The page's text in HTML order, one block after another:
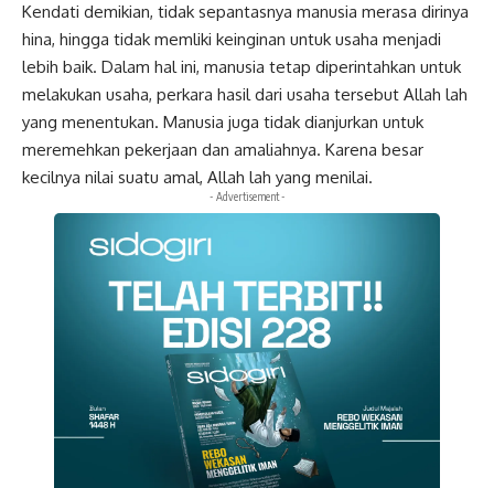
Kendati demikian, tidak sepantasnya manusia merasa dirinya
hina, hingga tidak memliki keinginan untuk usaha menjadi
lebih baik. Dalam hal ini, manusia tetap diperintahkan untuk
melakukan usaha, perkara hasil dari usaha tersebut Allah lah
yang menentukan. Manusia juga tidak dianjurkan untuk
meremehkan pekerjaan dan amaliahnya. Karena besar
kecilnya nilai suatu amal, Allah lah yang menilai.
- Advertisement -